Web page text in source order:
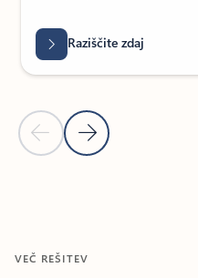
Prejšnji diapozitiv
Naslednji
Raziščite zdaj
VEČ REŠITEV